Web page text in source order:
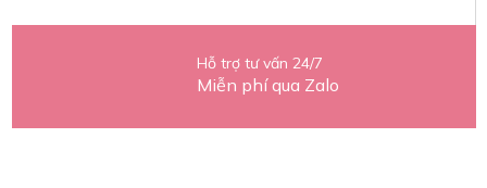
Hỗ trợ tư vấn 24/7
Miễn phí qua Zalo